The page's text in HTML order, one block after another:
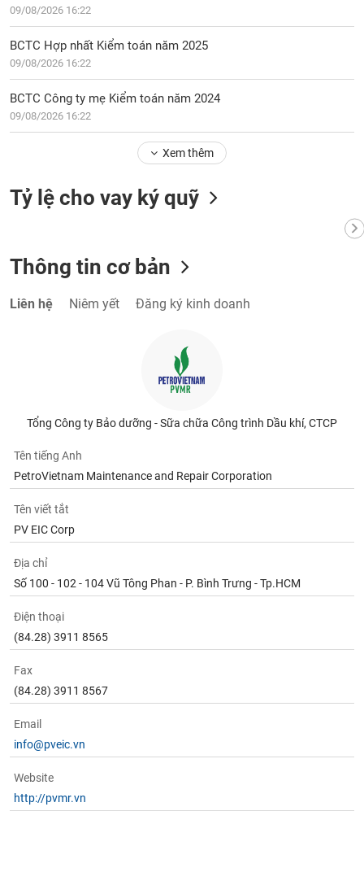
09/08/2026 16:22
BCTC Hợp nhất Kiểm toán năm 2025
09/08/2026 16:22
BCTC Công ty mẹ Kiểm toán năm 2024
09/08/2026 16:22
Xem thêm
Tỷ lệ cho vay ký quỹ
Thông tin cơ bản
Liên hệ Niêm yết Đăng ký kinh doanh
Tổng Công ty Bảo dưỡng - Sữa chữa Công trình Dầu khí, CTCP
Tên tiếng Anh
PetroVietnam Maintenance and Repair Corporation
Tên viết tắt
PV EIC Corp
Địa chỉ
Số 100 - 102 - 104 Vũ Tông Phan - P. Bình Trưng - Tp.HCM
Điện thoại
(84.28) 3911 8565
Fax
(84.28) 3911 8567
Email
info@pveic.vn
Website
http://pvmr.vn
VỤ
THÔNG
TIỆN
SẢN
Mã
chứng
Chỉ số
đạo
Tất cả Người nội bộ Người liên quan
Tin
tức
(-)
Bài
của
tác
giả
cáo
phân
tích
Thuật